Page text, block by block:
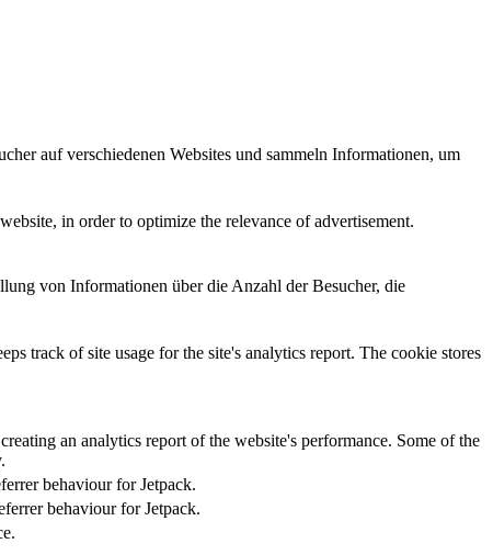
auf verschiedenen Websites und sammeln Informationen, um
in order to optimize the relevance of advertisement.
von Informationen über die Anzahl der Besucher, die
track of site usage for the site's analytics report. The cookie stores
an analytics report of the website's performance. Some of the
behaviour for Jetpack.
behaviour for Jetpack.